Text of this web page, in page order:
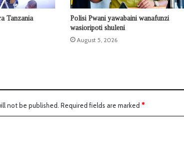
Tanzania
Polisi Pwani yawabaini wanafunzi
wasioripoti shuleni
August 5, 2026
not be published. Required fields are marked *